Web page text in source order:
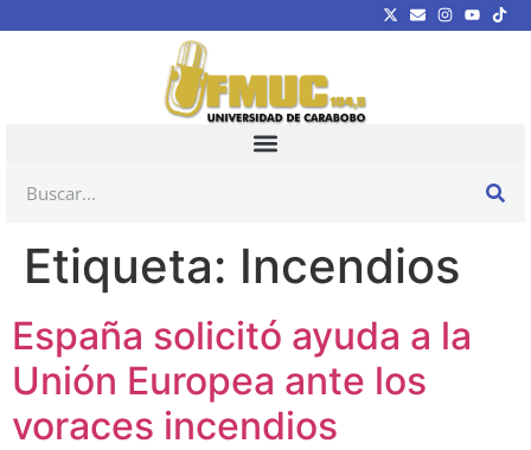
Etiqueta: Incendios
España solicitó ayuda a la
Unión Europea ante los
voraces incendios